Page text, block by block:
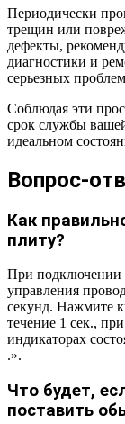
Периодически
трещин или
дефекты,
диагностики и
серьезных
Соблюдая эти
срок службы
идеальном
Вопрос-
Как
плиту?
При подключении
управления
секунд. Нажмите
течение 1 сек.,
индикаторах
.».
Что будет,
поставить